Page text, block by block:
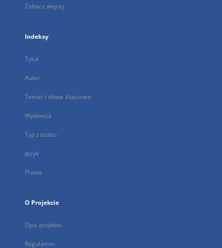
Zobacz więcej
Indeksy
Tytuł
Autor
Temat i słowa kluczowe
Wydawca
Typ zasobu
Język
Prawa
O Projekcie
Opis projektu
Regulamin